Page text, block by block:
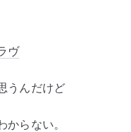
ヴ
うんだけど
からない。